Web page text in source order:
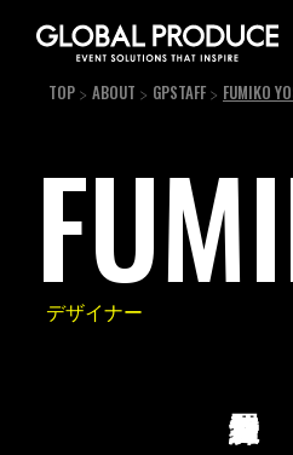
TOP ABOUT GPSTAFF FUMIKO
デザイナー